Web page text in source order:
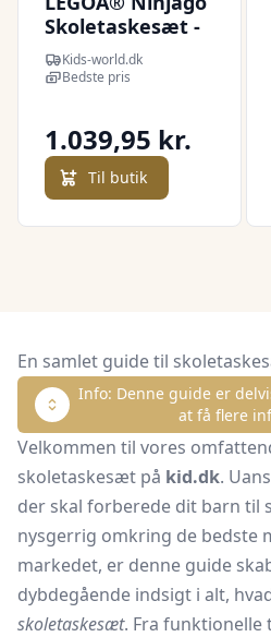
Skoletaskesæt -
Sort/Rød
Kids-world.dk
Bedste pris
1.039,95 kr.
Til butik
En samlet guide til
Info: Denne guide er
at få flere
Velkommen til vores
skoletaskesæt på kid.dk.
der skal forberede dit barn til
nysgerrig omkring de bedste
markedet, er denne guide
dybdegående indsigt i alt,
skoletaskesæt. Fra